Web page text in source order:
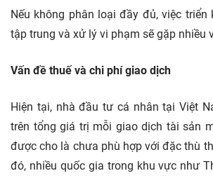
Nếu không phân loại đầy đủ, việc triển
tập trung và xử lý vi phạm sẽ gặp nhiều
Vấn đề thuế và chi phí giao dịch
Hiện tại, nhà đầu tư cá nhân tại Việt
trên tổng giá trị mỗi giao dịch tài sản
được cho là chưa phù hợp với đặc thù
đó, nhiều quốc gia trong khu vực như